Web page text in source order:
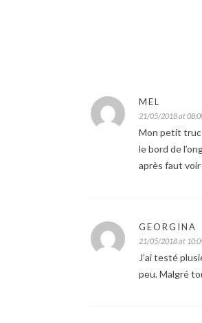
MEL
21/05/2018 at
Mon petit truc
le bord de
après faut
GEORGINA
21/05/2018 at
J’ai testé
peu. Malgré